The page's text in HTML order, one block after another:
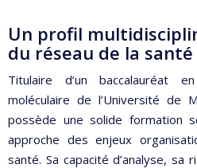
Un profil
du réseau de la santé
Titulaire d’un baccalauréat
moléculaire de l’Université de
possède une solide formation
approche des enjeux
santé. Sa capacité d’analyse, sa